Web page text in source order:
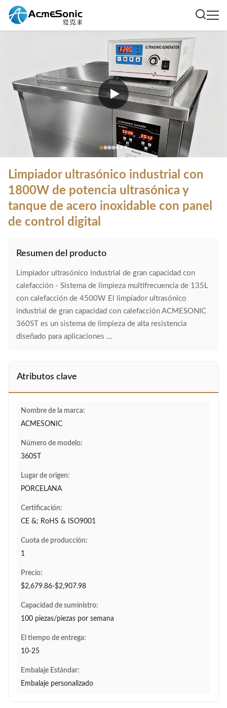
Limpiador ultrasónico industrial con
1800W de potencia ultrasónica y
tanque de acero inoxidable con panel
de control digital
Resumen del producto
Limpiador ultrasónico industrial de gran capacidad con
calefacción - Sistema de limpieza multifrecuencia de 135L
con calefacción de 4500W El limpiador ultrasónico
industrial de gran capacidad con calefacción ACMESONIC
360ST es un sistema de limpieza de alta resistencia
diseñado para aplicaciones ...
Atributos clave
Nombre de la marca:
ACMESONIC
Número de modelo:
360ST
Lugar de origen:
PORCELANA
Certificación:
CE &; RoHS & ISO9001
Cuota de producción:
1
Precio:
$2,679.86-$2,907.98
Capacidad de suministro:
100 piezas/piezas por semana
El tiempo de entrega:
10-25
Embalaje Estándar:
Embalaje personalizado